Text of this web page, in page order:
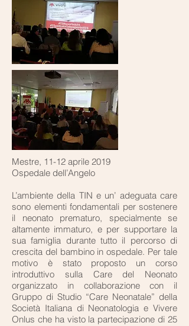
Mestre, 11-12 aprile 2019
Ospedale dell’Angelo
L’ambiente della TIN e un’ adeguata care
sono elementi fondamentali per sostenere
il neonato prematuro, specialmente se
altamente immaturo, e per supportare la
sua famiglia durante tutto il percorso di
crescita del bambino in ospedale. Per tale
motivo è stato proposto un corso
introduttivo sulla Care del Neonato
organizzato in collaborazione con il
Gruppo di Studio “Care Neonatale” della
Società Italiana di Neonatologia e Vivere
Onlus che ha visto la partecipazione di 25